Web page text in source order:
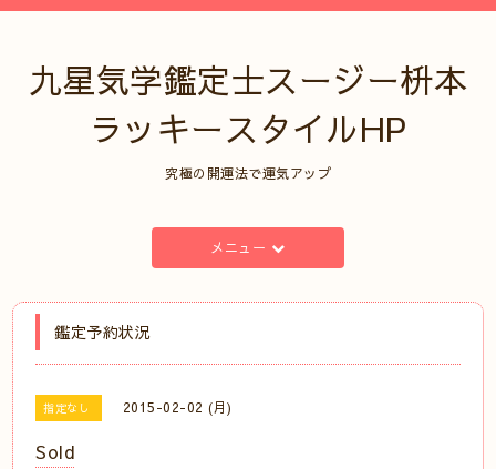
九星気学鑑定士スージー枡本
ラッキースタイルHP
究極の開運法で運気アップ
メニュー
鑑定予約状況
指定なし 2015-02-02 (月)
Sold